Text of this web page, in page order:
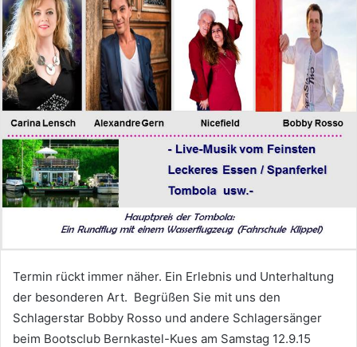
Termin rückt immer näher. Ein Erlebnis und Unterhaltung
der besonderen Art. Begrüßen Sie mit uns den
Schlagerstar Bobby Rosso und andere Schlagersänger
beim Bootsclub Bernkastel-Kues am Samstag 12.9.15